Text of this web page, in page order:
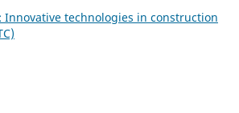
Innovative technologies in construction